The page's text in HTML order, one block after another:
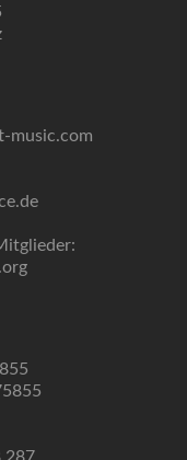
music.com